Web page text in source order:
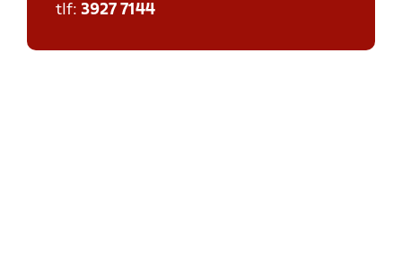
tlf: 3927 7144